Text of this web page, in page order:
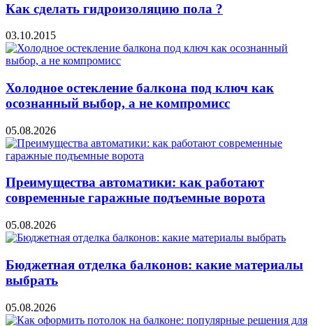
Как сделать гидроизоляцию пола ?
03.10.2015
Холодное остекление балкона под ключ как
осознанный выбор, а не компромисс
05.08.2026
Преимущества автоматики: как работают
современные гаражные подъемные ворота
05.08.2026
Бюджетная отделка балконов: какие материалы
выбрать
05.08.2026